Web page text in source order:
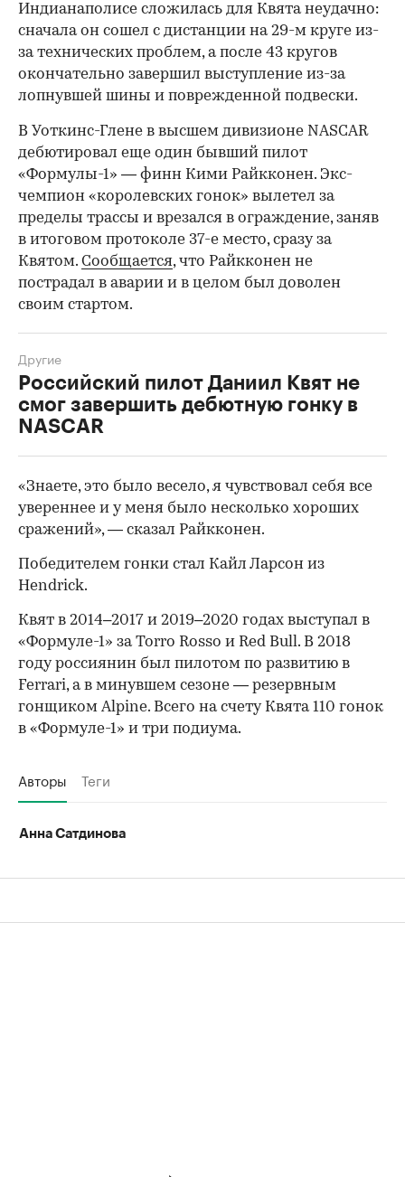
Индианаполисе сложилась для Квята неудачно:
сначала он сошел с дистанции на 29-м круге из-
за технических проблем, а после 43 кругов
окончательно завершил выступление из-за
лопнувшей шины и поврежденной подвески.
00:00
В Уоткинс-Глене в высшем дивизионе NASCAR
дебютировал еще один бывший пилот
«Формулы-1» — финн Кими Райкконен. Экс-
чемпион «королевских гонок» вылетел за
пределы трассы и врезался в ограждение, заняв
в итоговом протоколе 37-е место, сразу за
Квятом. Сообщается, что Райкконен не
пострадал в аварии и в целом был доволен
своим стартом.
Российский пилот Даниил Квят не
смог завершить дебютную гонку в
NASCAR
Другие
«Знаете, это было весело, я чувствовал себя все
увереннее и у меня было несколько хороших
сражений», — сказал Райкконен.
Победителем гонки стал Кайл Ларсон из
Hendrick.
Квят в 2014–2017 и 2019–2020 годах выступал в
«Формуле-1» за Torro Rosso и Red Bull. В 2018
году россиянин был пилотом по развитию в
Ferrari, а в минувшем сезоне — резервным
гонщиком Alpine. Всего на счету Квята 110 гонок
в «Формуле-1» и три подиума.
Авторы Теги
Анна Сатдинова